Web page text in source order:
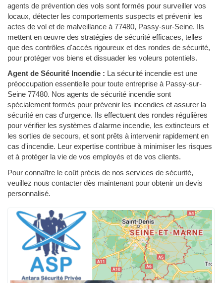
agents de prévention des vols sont formés pour surveiller vos
locaux, détecter les comportements suspects et prévenir les
actes de vol et de malveillance à 77480, Passy-sur-Seine. Ils
mettent en œuvre des stratégies de sécurité efficaces, telles
que des contrôles d'accès rigoureux et des rondes de sécurité,
pour protéger vos biens et dissuader les voleurs potentiels.
Agent de Sécurité Incendie : La sécurité incendie est une
préoccupation essentielle pour toute entreprise à Passy-sur-
Seine 77480. Nos agents de sécurité incendie sont
spécialement formés pour prévenir les incendies et assurer la
sécurité en cas d'urgence. Ils effectuent des rondes régulières
pour vérifier les systèmes d'alarme incendie, les extincteurs et
les sorties de secours, et sont prêts à intervenir rapidement en
cas d'incendie. Leur expertise contribue à minimiser les risques
et à protéger la vie de vos employés et de vos clients.
Pour connaître le coût précis de nos services de sécurité,
veuillez nous contacter dès maintenant pour obtenir un devis
personnalisé.